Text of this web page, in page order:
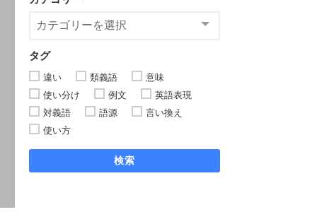
タグ
違い 類義語
意味
使い分け
例文
英語表現
対義語
語源
言い換え
使い方
検索